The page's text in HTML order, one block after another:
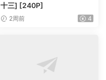
十三] [240P]
2周前 4